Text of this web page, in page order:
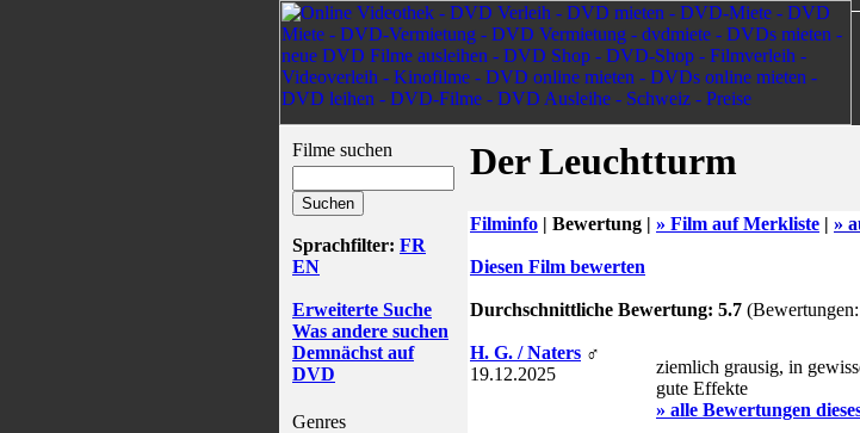
Filme suchen
Sprachfilter: FR
EN
Erweiterte Suche
Was andere suchen
Demnächst auf
DVD
Genres
Der Leuchtturm
Filminfo | Bewertung | » Film auf Merkliste | »
Diesen Film bewerten
Durchschnittliche Bewertung: 5.7
H. G. / Naters ♂
19.12.2025
ziemlich grausig, in
gute Effekte
» alle Bewertungen